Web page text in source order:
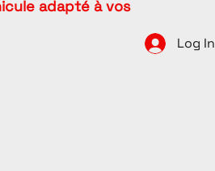
Log In
adapté à vos